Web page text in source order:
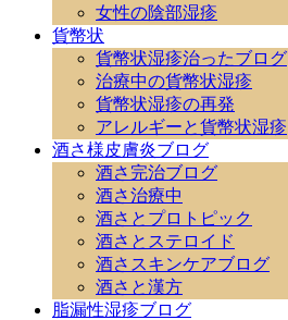
女性の陰部湿疹
貨幣状
貨幣状湿疹治ったブログ
治療中の貨幣状湿疹
貨幣状湿疹の再発
アレルギーと貨幣状湿疹
酒さ様皮膚炎ブログ
酒さ完治ブログ
酒さ治療中
酒さとプロトピック
酒さとステロイド
酒さスキンケアブログ
酒さと漢方
脂漏性湿疹ブログ